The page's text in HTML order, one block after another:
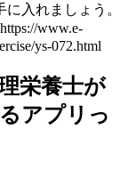
入れましょう。
www.e-
ys-072.html
栄養士が
アプリっ